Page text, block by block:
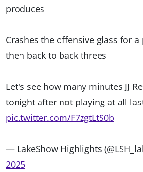
produces
Crashes the offensive glass for a
then back to back threes
Let's see how many minutes JJ
tonight after not playing at all
pic.twitter.com/F7zgtLtS0b
— LakeShow Highlights
2025